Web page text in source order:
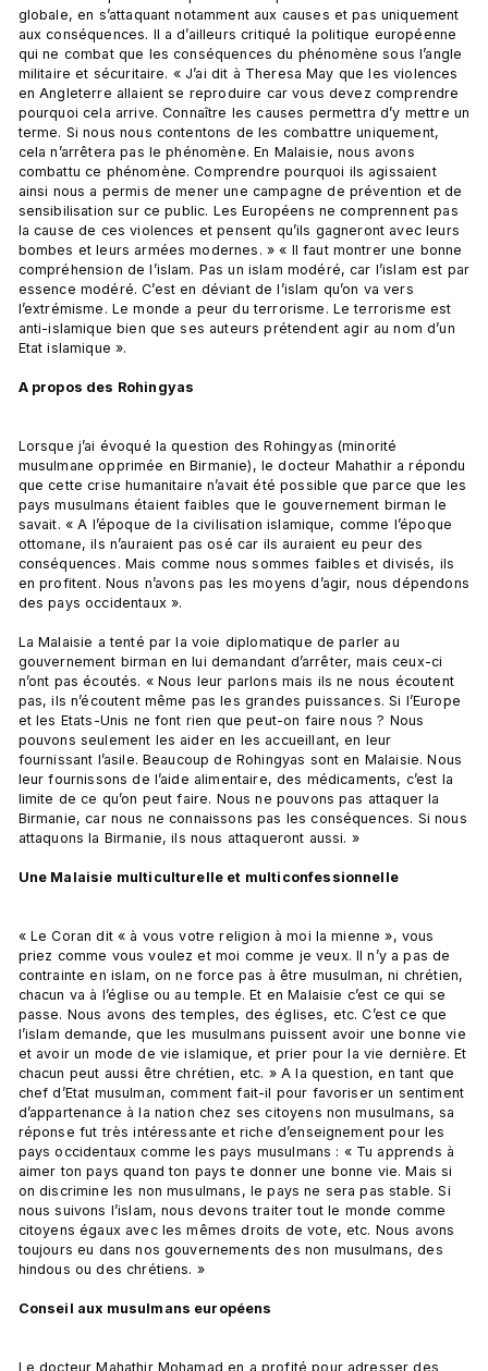
globale, en s’attaquant notamment aux causes et pas uniquement
aux conséquences. Il a d’ailleurs critiqué la politique européenne
qui ne combat que les conséquences du phénomène sous l’angle
militaire et sécuritaire. « J’ai dit à Theresa May que les violences
en Angleterre allaient se reproduire car vous devez comprendre
pourquoi cela arrive. Connaître les causes permettra d’y mettre un
terme. Si nous nous contentons de les combattre uniquement,
cela n’arrêtera pas le phénomène. En Malaisie, nous avons
combattu ce phénomène. Comprendre pourquoi ils agissaient
ainsi nous a permis de mener une campagne de prévention et de
sensibilisation sur ce public. Les Européens ne comprennent pas
la cause de ces violences et pensent qu’ils gagneront avec leurs
bombes et leurs armées modernes. » « Il faut montrer une bonne
compréhension de l’islam. Pas un islam modéré, car l’islam est par
essence modéré. C’est en déviant de l’islam qu’on va vers
l’extrémisme. Le monde a peur du terrorisme. Le terrorisme est
anti-islamique bien que ses auteurs prétendent agir au nom d’un
Etat islamique ».
A propos des Rohingyas
Lorsque j’ai évoqué la question des Rohingyas (minorité
musulmane opprimée en Birmanie), le docteur Mahathir a répondu
que cette crise humanitaire n’avait été possible que parce que les
pays musulmans étaient faibles que le gouvernement birman le
savait. « A l’époque de la civilisation islamique, comme l’époque
ottomane, ils n’auraient pas osé car ils auraient eu peur des
conséquences. Mais comme nous sommes faibles et divisés, ils
en profitent. Nous n’avons pas les moyens d’agir, nous dépendons
des pays occidentaux ».
La Malaisie a tenté par la voie diplomatique de parler au
gouvernement birman en lui demandant d’arrêter, mais ceux-ci
n’ont pas écoutés. « Nous leur parlons mais ils ne nous écoutent
pas, ils n’écoutent même pas les grandes puissances. Si l’Europe
et les Etats-Unis ne font rien que peut-on faire nous ? Nous
pouvons seulement les aider en les accueillant, en leur
fournissant l’asile. Beaucoup de Rohingyas sont en Malaisie. Nous
leur fournissons de l’aide alimentaire, des médicaments, c’est la
limite de ce qu’on peut faire. Nous ne pouvons pas attaquer la
Birmanie, car nous ne connaissons pas les conséquences. Si nous
attaquons la Birmanie, ils nous attaqueront aussi. »
Une Malaisie multiculturelle et multiconfessionnelle
« Le Coran dit « à vous votre religion à moi la mienne », vous
priez comme vous voulez et moi comme je veux. Il n’y a pas de
contrainte en islam, on ne force pas à être musulman, ni chrétien,
chacun va à l’église ou au temple. Et en Malaisie c’est ce qui se
passe. Nous avons des temples, des églises, etc. C’est ce que
l’islam demande, que les musulmans puissent avoir une bonne vie
et avoir un mode de vie islamique, et prier pour la vie dernière. Et
chacun peut aussi être chrétien, etc. » A la question, en tant que
chef d’Etat musulman, comment fait-il pour favoriser un sentiment
d’appartenance à la nation chez ses citoyens non musulmans, sa
réponse fut très intéressante et riche d’enseignement pour les
pays occidentaux comme les pays musulmans : « Tu apprends à
aimer ton pays quand ton pays te donner une bonne vie. Mais si
on discrimine les non musulmans, le pays ne sera pas stable. Si
nous suivons l’islam, nous devons traiter tout le monde comme
citoyens égaux avec les mêmes droits de vote, etc. Nous avons
toujours eu dans nos gouvernements des non musulmans, des
hindous ou des chrétiens. »
Conseil aux musulmans européens
Le docteur Mahathir Mohamad en a profité pour adresser des